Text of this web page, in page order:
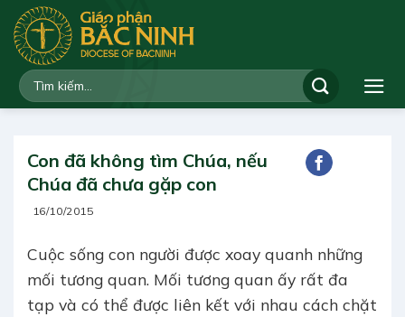
qua
dung
Con đã không tìm Chúa, nếu
Chúa đã chưa gặp con
16/10/2015
Cuộc sống con người được xoay quanh những
mối tương quan. Mối tương quan ấy rất đa
tạp và có thể được liên kết với nhau cách chặt